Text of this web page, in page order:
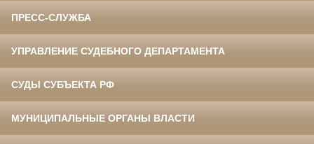
ПРЕСС-СЛУЖБА
УПРАВЛЕНИЕ СУДЕБНОГО ДЕПАРТАМЕНТА
СУДЫ СУБЪЕКТА РФ
МУНИЦИПАЛЬНЫЕ ОРГАНЫ ВЛАСТИ